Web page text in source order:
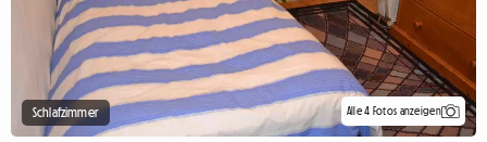
Schlafzimmer Alle 4 Fotos anzeigen